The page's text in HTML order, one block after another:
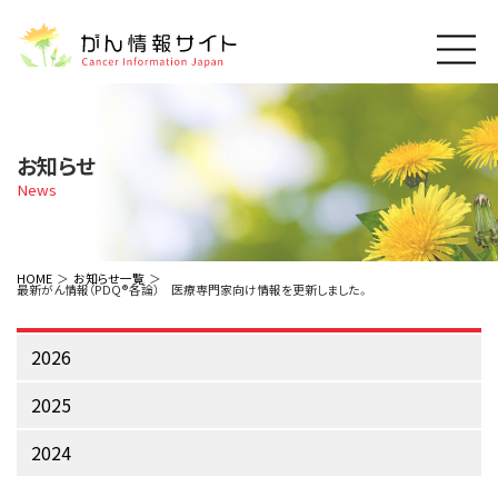
About Cancer Information Japan
ご利用規約
お問い合わせ
寄附・協賛のお願い
寄附・協賛一覧
沿革
関連リンク
がんの種類
眼
頭頸部
乳腺
消化管
泌尿器
婦人科
皮膚
内分泌
最新がん情報
Summaries
治療（成人）
支持療法と緩和ケア
スクリーニング（検診）
がん用語辞書
Dictionary
News
お知らせ
News
HOME お知らせ一覧
最新がん情報（PDQ®各論） 医療専門家向け情報を更新しました。
2026
2025
2024